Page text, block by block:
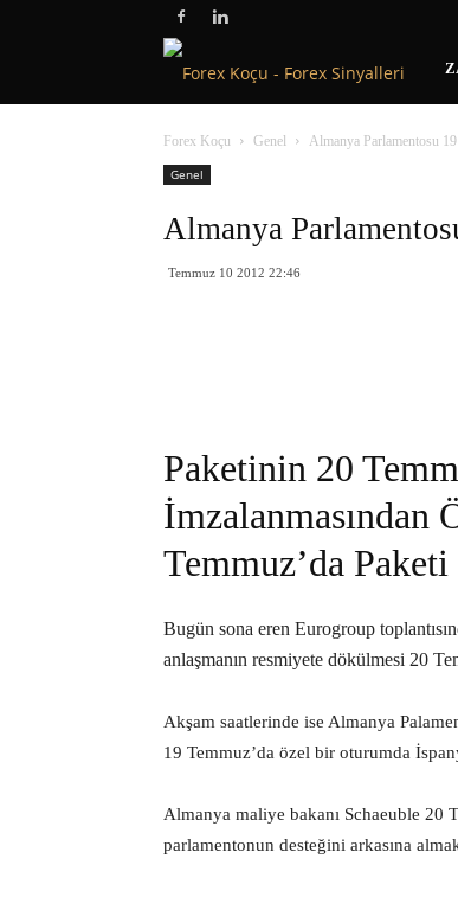
Forex Koçu Genel
Almanya Parlamentosu
Genel
Almanya
Temmuz 10 2012 22:46
Paketinin 20
İmzalanmasından
Temmuz’da
Bugün sona eren Eurogroup
anlaşmanın resmiyete dökülmesi 20
Akşam saatlerinde ise Almanya
19 Temmuz’da özel bir oturumda
Almanya maliye bakanı Schaeuble 20
parlamentonun desteğini arkasına